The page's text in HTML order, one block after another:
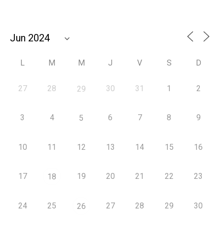
L M M J V S D
27 28 29 30 31 1 2
3 4 5 6 7 8 9
10 11 12 13 14 15 16
17 18 19 20 21 22 23
24 25 26 27 28 29 30